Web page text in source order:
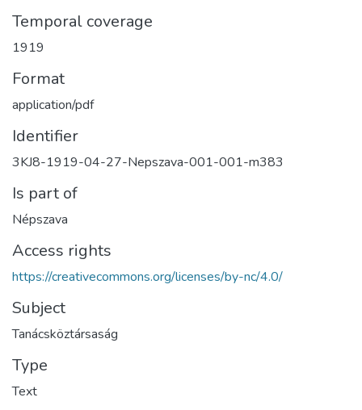
Temporal coverage
1919
Format
application/pdf
Identifier
3KJ8-1919-04-27-Nepszava-001-001-m383
Is part of
Népszava
Access rights
https://creativecommons.org/licenses/by-nc/4.0/
Subject
Tanácsköztársaság
Type
Text